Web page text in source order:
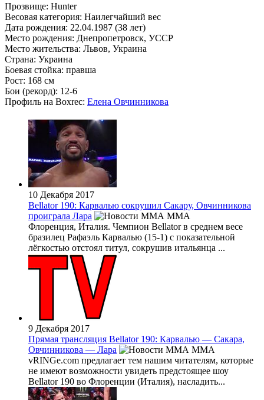
Прозвище: Hunter
Весовая категория: Наилегчайший вес
Дата рождения: 22.04.1987 (38 лет)
Место рождения: Днепропетровск, УССР
Место жительства: Львов, Украина
Страна: Украина
Боевая стойка: правша
Рост: 168 см
Бои (рекорд): 12-6
Профиль на Boxrec: Елена Овчинникова
10 Декабря 2017
Bellator 190: Карвалью сокрушил Сакару, Овчинникова
проиграла Лара
MMA
Флоренция, Италия. Чемпион Bellator в среднем весе
бразилец Рафаэль Карвалью (15-1) с показательной
лёгкостью отстоял титул, сокрушив итальянца ...
9 Декабря 2017
Прямая трансляция Bellator 190: Карвалью — Сакара,
Овчинникова — Лара
MMA
vRINGe.com предлагает тем нашим читателям, которые
не имеют возможности увидеть предстоящее шоу
Bellator 190 во Флоренции (Италия), насладить...